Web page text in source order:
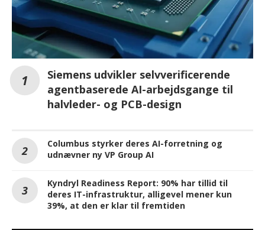
Siemens udvikler selvverificerende
agentbaserede AI-arbejdsgange til
halvleder- og PCB-design
Columbus styrker deres AI-forretning og
udnævner ny VP Group AI
Kyndryl Readiness Report: 90% har tillid til
deres IT-infrastruktur, alligevel mener kun
39%, at den er klar til fremtiden